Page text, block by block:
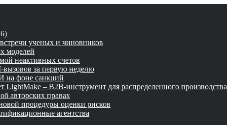
ученых и чиновников
моделей
неактивных счетов
вызовов за первую неделю
на фоне санкций
LightMake – B2B-инструмент для распределенного производства
авторских правах
процедуры оценки рисков
агентства